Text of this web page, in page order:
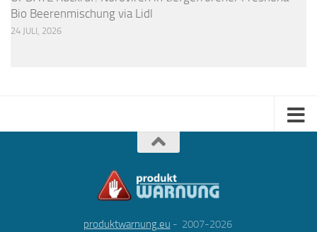
Bio Beerenmischung via Lidl
24 JULI, 2026
produktwarnung.eu - 2007-2026